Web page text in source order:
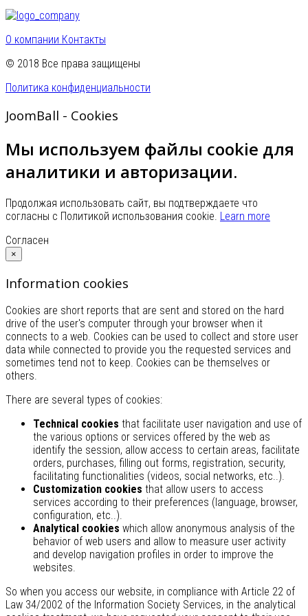
О компании Контакты
© 2018 Все права защищены
Политика конфиденциальности
JoomBall - Cookies
Мы используем файлы cookie для
аналитики и авторизации.
Продолжая использовать сайт, вы подтверждаете что
согласны с Политикой использования cookie. Learn more
Согласен
×
Information cookies
Cookies are short reports that are sent and stored on the hard
drive of the user's computer through your browser when it
connects to a web. Cookies can be used to collect and store user
data while connected to provide you the requested services and
sometimes tend not to keep. Cookies can be themselves or
others.
There are several types of cookies:
Technical cookies that facilitate user navigation and use of
the various options or services offered by the web as
identify the session, allow access to certain areas, facilitate
orders, purchases, filling out forms, registration, security,
facilitating functionalities (videos, social networks, etc..).
Customization cookies that allow users to access
services according to their preferences (language, browser,
configuration, etc..).
Analytical cookies which allow anonymous analysis of the
behavior of web users and allow to measure user activity
and develop navigation profiles in order to improve the
websites.
So when you access our website, in compliance with Article 22 of
Law 34/2002 of the Information Society Services, in the analytical